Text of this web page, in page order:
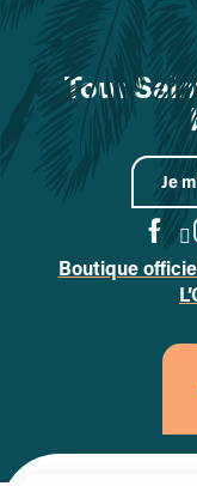
Tout
Je
Boutique